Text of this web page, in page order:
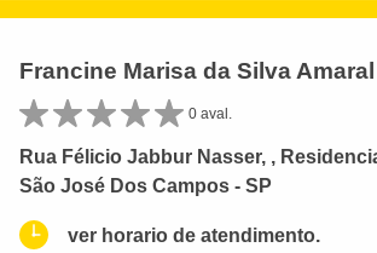
Francine Marisa da Silva Amaral
0 aval.
Rua Félicio Jabbur Nasser, ,
São José Dos Campos - SP
ver horario de atendimento.